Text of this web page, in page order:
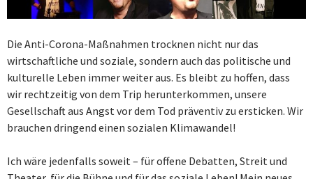
Die Anti-Corona-Maßnahmen trocknen nicht nur das
wirtschaftliche und soziale, sondern auch das politische und
kulturelle Leben immer weiter aus. Es bleibt zu hoffen, dass
wir rechtzeitig von dem Trip herunterkommen, unsere
Gesellschaft aus Angst vor dem Tod präventiv zu ersticken. Wir
brauchen dringend einen sozialen Klimawandel!
Ich wäre jedenfalls soweit – für offene Debatten, Streit und